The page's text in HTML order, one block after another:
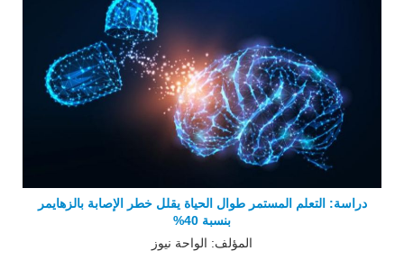
دراسة: التعلم المستمر طوال الحياة يقلل خطر الإصابة بالزهايمر
بنسبة 40%
المؤلف: الواحة نيوز